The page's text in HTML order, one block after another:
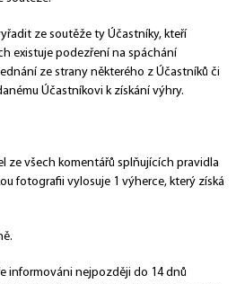
ze soutěže ty Účastníky, kteří
existuje podezření na spáchání
ze strany některého z Účastníků či
Účastníkovi k získání výhry.
ze všech komentářů splňujících pravidla
fotografii vylosuje 1 výherce, který získá
informováni nejpozději do 14 dnů